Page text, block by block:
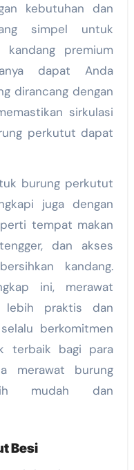
kebutuhan dan
simpel untuk
kandang premium
dapat Anda
dirancang dengan
sirkulasi
perkutut dapat
burung perkutut
juga dengan
tempat makan
dan akses
kandang.
ini, merawat
lebih praktis dan
berkomitmen
terbaik bagi para
merawat burung
mudah dan
Besi